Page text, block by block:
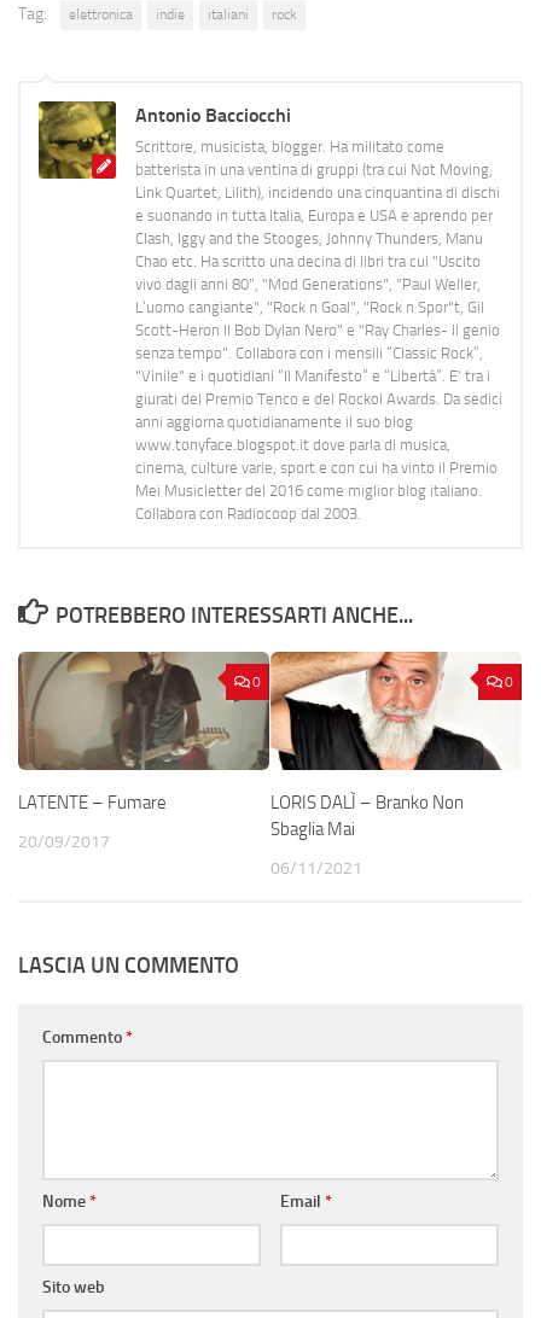
Tag: elettronica indie italiani rock
Antonio Bacciocchi
Scrittore, musicista, blogger. Ha militato come
batterista in una ventina di gruppi (tra cui Not Moving,
Link Quartet, Lilith), incidendo una cinquantina di dischi
e suonando in tutta Italia, Europa e USA e aprendo per
Clash, Iggy and the Stooges, Johnny Thunders, Manu
Chao etc. Ha scritto una decina di libri tra cui "Uscito
vivo dagli anni 80", "Mod Generations", "Paul Weller,
L’uomo cangiante", "Rock n Goal", "Rock n Spor"t, Gil
Scott-Heron Il Bob Dylan Nero" e "Ray Charles- Il genio
senza tempo". Collabora con i mensili “Classic Rock”,
"Vinile" e i quotidiani “Il Manifesto” e “Libertà”. E' tra i
giurati del Premio Tenco e del Rockol Awards. Da sedici
anni aggiorna quotidianamente il suo blog
www.tonyface.blogspot.it dove parla di musica,
cinema, culture varie, sport e con cui ha vinto il Premio
Mei Musicletter del 2016 come miglior blog italiano.
Collabora con Radiocoop dal 2003.
POTREBBERO INTERESSARTI ANCHE...
0
LATENTE – Fumare
20/09/2017
0
LORIS DALÌ – Branko Non
Sbaglia Mai
06/11/2021
LASCIA UN COMMENTO
Commento*
Nome* Email *
Sito web